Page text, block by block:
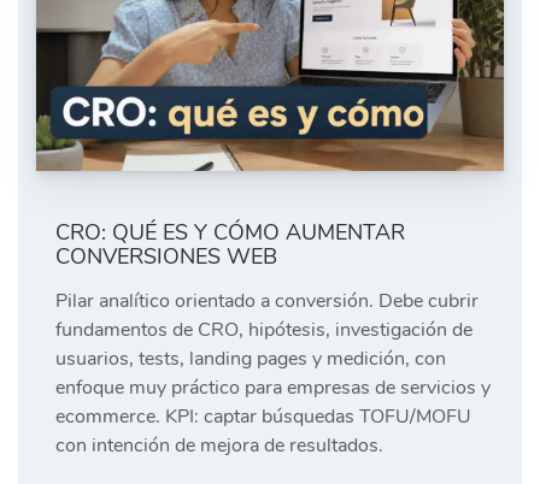
CRO: QUÉ ES Y CÓMO AUMENTAR
CONVERSIONES WEB
Pilar analítico orientado a conversión. Debe cubrir
fundamentos de CRO, hipótesis, investigación de
usuarios, tests, landing pages y medición, con
enfoque muy práctico para empresas de servicios y
ecommerce. KPI: captar búsquedas TOFU/MOFU
con intención de mejora de resultados.